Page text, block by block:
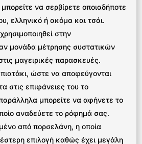
να σερβίρετε οποιαδήποτε
ελληνικό ή ακόμα και τσάι.
στην
μονάδα μέτρησης συστατικών
μαγειρικές παρασκευές.
πιατάκι, ώστε να αποφεύγονται
στις επιφάνειες του το
μπορείτε να αφήνετε το
αναδεύετε το ρόφημά σας.
από πορσελάνη, η οποία
επιλογή καθώς έχει μεγάλη